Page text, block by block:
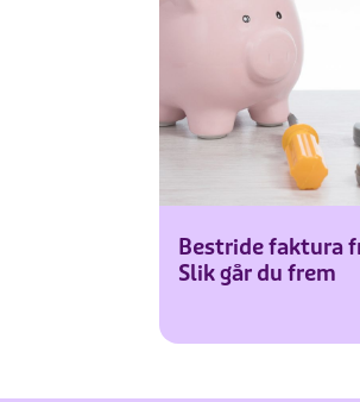
Bestride faktura
Slik går du frem